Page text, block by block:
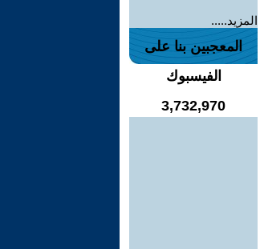
المزيد.....
المعجبين بنا على
الفيسبوك
3,732,970